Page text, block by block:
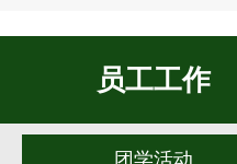
员工工作
团学活动